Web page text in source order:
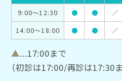
9:00～12:30
● ● ／
14:00～18:00
● ● ／
▲...17:00まで
（初診は17:00/再診は17:30